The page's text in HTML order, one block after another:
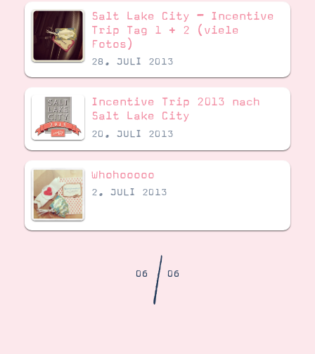
Über mich
Über Stampin’ Up!
Tipps & Tricks
Datenschutz
Salt Lake City – Incentive
Trip Tag 1 + 2 (viele
Fotos)
28. JULI 2013
Incentive Trip 2013 nach
Salt Lake City
20. JULI 2013
Whohooooo
2. JULI 2013
06/06